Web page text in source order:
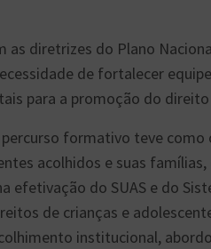
as diretrizes do Plano
de fortalecer
para a promoção do
formativo teve
acolhidos e suas
efetivação do SUAS e do
de crianças e
institucional,